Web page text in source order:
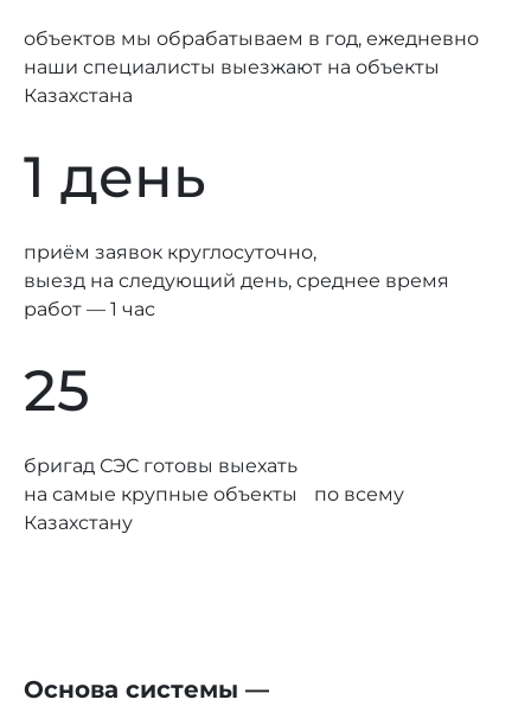
объектов мы обрабатываем в год, ежедневно
наши специалисты выезжают на объекты
Казахстана
1 день
приём заявок круглосуточно,
выезд на следующий день, среднее время
работ — 1 час
25
бригад СЭС готовы выехать
на самые крупные объекты по всему
Казахстану
Основа системы —